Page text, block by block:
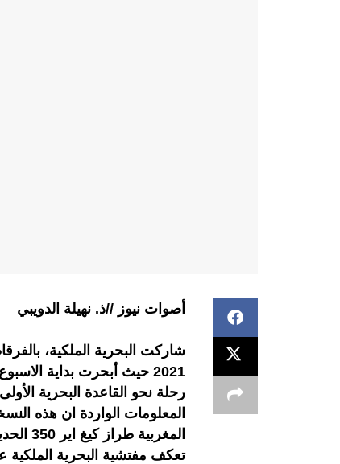
أصوات نيوز //ذ. نهيلة الدويبي
2021 حيث أبحرت بداية
رحلة نحو القاعدة البحرية
المعلومات الواردة ان هذه
تعكف مفتشية البحرية